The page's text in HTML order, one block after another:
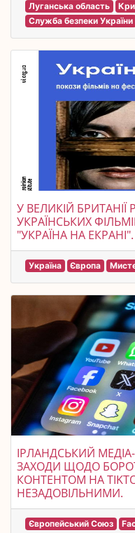
Луганська область
Служба безпеки України
У ВЕЛИКІЙ
УКРАЇНСЬКИХ
"УКРАЇНА НА ЕКРАНІ".
Україна Європа
ІРЛАНДСЬКИЙ
ЗАХОДИ ЩОДО
КОНТЕНТОМ НА
НЕЗАДОВІЛЬНИМИ.
Європейський Союз